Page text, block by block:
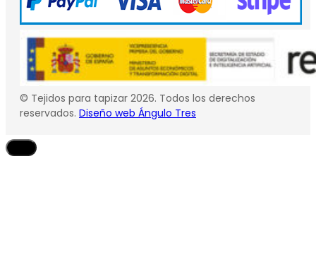
© Tejidos para tapizar 2026. Todos los derechos
reservados. Diseño web Ángulo Tres